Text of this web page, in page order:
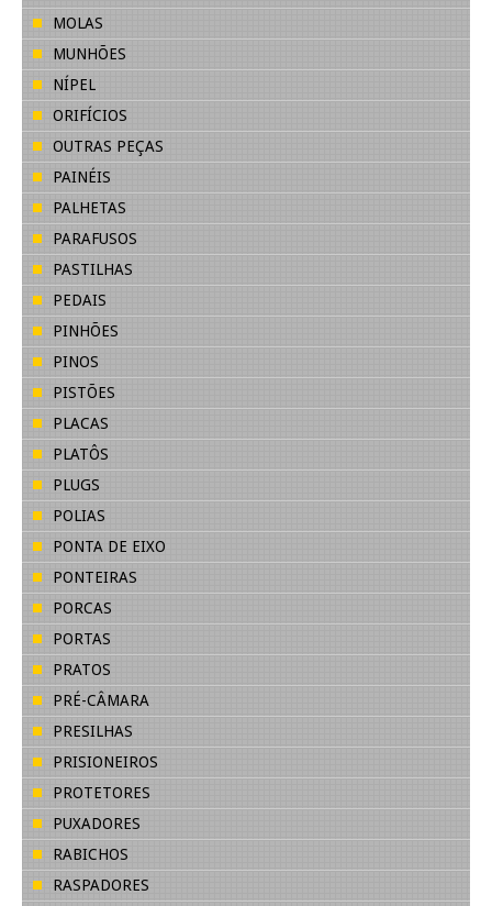
MOLAS
MUNHÕES
NÍPEL
ORIFÍCIOS
OUTRAS PEÇAS
PAINÉIS
PALHETAS
PARAFUSOS
PASTILHAS
PEDAIS
PINHÕES
PINOS
PISTÕES
PLACAS
PLATÔS
PLUGS
POLIAS
PONTA DE EIXO
PONTEIRAS
PORCAS
PORTAS
PRATOS
PRÉ-CÂMARA
PRESILHAS
PRISIONEIROS
PROTETORES
PUXADORES
RABICHOS
RASPADORES